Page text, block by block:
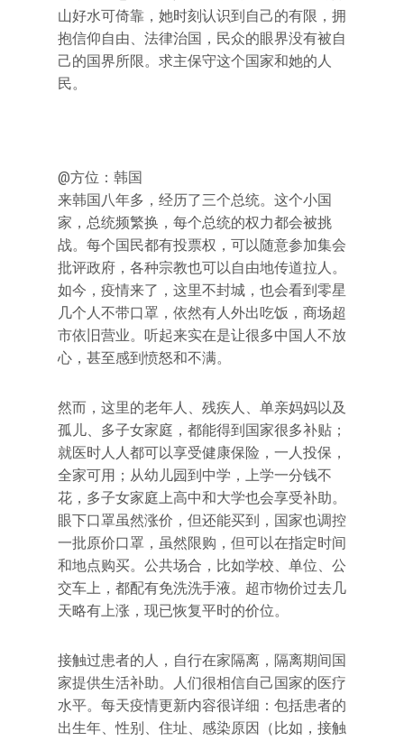
山好水可倚靠，她时刻认识到自己的有限，拥
抱信仰自由、法律治国，民众的眼界没有被自
己的国界所限。求主保守这个国家和她的人
民。
@方位：韩国
来韩国八年多，经历了三个总统。这个小国
家，总统频繁换，每个总统的权力都会被挑
战。每个国民都有投票权，可以随意参加集会
批评政府，各种宗教也可以自由地传道拉人。
如今，疫情来了，这里不封城，也会看到零星
几个人不带口罩，依然有人外出吃饭，商场超
市依旧营业。听起来实在是让很多中国人不放
心，甚至感到愤怒和不满。
然而，这里的老年人、残疾人、单亲妈妈以及
孤儿、多子女家庭，都能得到国家很多补贴；
就医时人人都可以享受健康保险，一人投保，
全家可用；从幼儿园到中学，上学一分钱不
花，多子女家庭上高中和大学也会享受补助。
眼下口罩虽然涨价，但还能买到，国家也调控
一批原价口罩，虽然限购，但可以在指定时间
和地点购买。公共场合，比如学校、单位、公
交车上，都配有免洗洗手液。超市物价过去几
天略有上涨，现已恢复平时的价位。
接触过患者的人，自行在家隔离，隔离期间国
家提供生活补助。人们很相信自己国家的医疗
水平。每天疫情更新内容很详细：包括患者的
出生年、性别、住址、感染原因（比如，接触